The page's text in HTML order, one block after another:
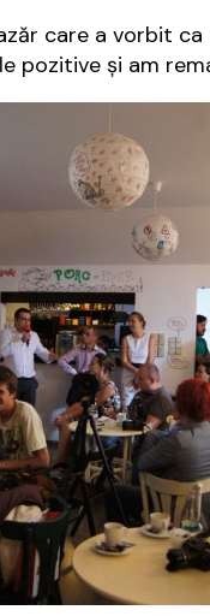
care a vorbit
pozitive și am